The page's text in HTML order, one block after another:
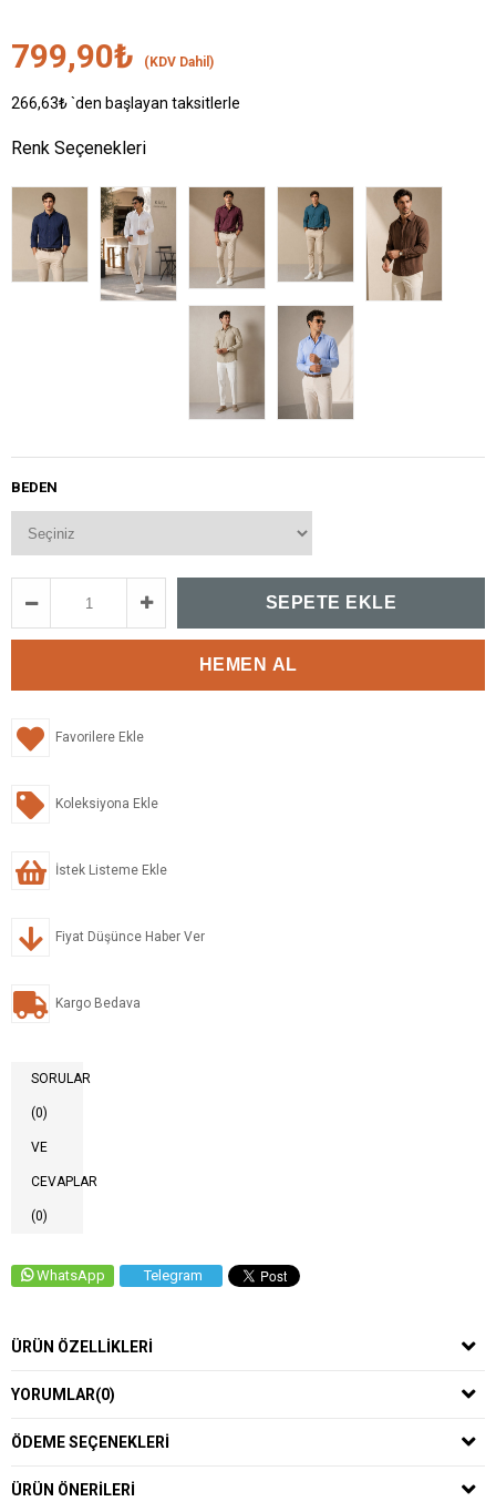
799,90₺ (KDV Dahil)
266,63₺`den başlayan taksitlerle
Renk Seçenekleri
BEDEN
Favorilere Ekle
Koleksiyona Ekle
İstek Listeme Ekle
Fiyat Düşünce Haber Ver
Kargo Bedava
SORULAR
(0)
VE
CEVAPLAR
(0)
WhatsApp Telegram
ÜRÜN ÖZELLIKLERI
YORUMLAR(0)
ÖDEME SEÇENEKLERI
ÜRÜN ÖNERILERI